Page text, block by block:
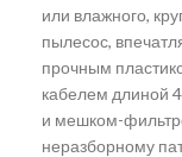
или влажного,
пылесос,
прочным
кабелем длиной
и мешком-
неразборному